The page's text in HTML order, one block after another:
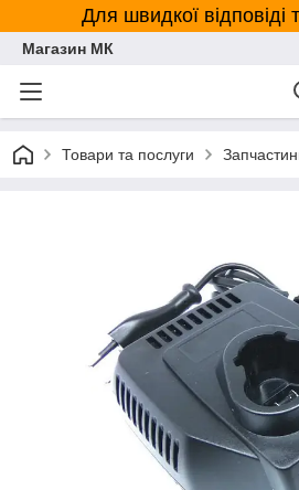
Для швидкої відповіді
Магазин МК
Товари та послуги